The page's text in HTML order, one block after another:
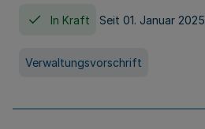
In Kraft Seit 01. Januar 2025
Verwaltungsvorschrift